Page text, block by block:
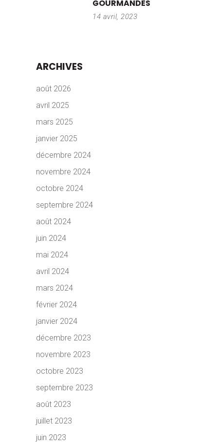
GOURMANDES
14 avril, 2023
ARCHIVES
août 2026
avril 2025
mars 2025
janvier 2025
décembre 2024
novembre 2024
octobre 2024
septembre 2024
août 2024
juin 2024
mai 2024
avril 2024
mars 2024
février 2024
janvier 2024
décembre 2023
novembre 2023
octobre 2023
septembre 2023
août 2023
juillet 2023
juin 2023